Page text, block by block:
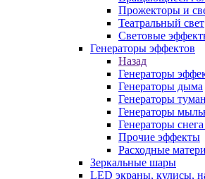
Прожекторы и
Театральный свет
Световые
Генераторы эффектов
Назад
Генераторы
Генераторы дыма
Генераторы
Генераторы
Генераторы
Прочие эффекты
Расходные
Зеркальные шары
LED экраны, кулисы,